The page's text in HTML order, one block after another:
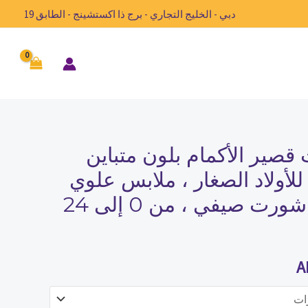
دبي - الخليج التجاري - برج ذا اكستشينج - الطابق 19
الأكمام بلون متباين
الصغار ، ملابس علوي
للرضع ، أطقم شورت صيفي ، من 0 إلى 24
السعر
الحالي
هو: